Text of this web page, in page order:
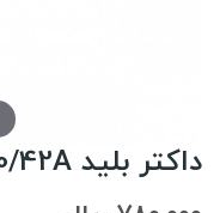
داکتر بلید Hp 4014/64A/4200/42A